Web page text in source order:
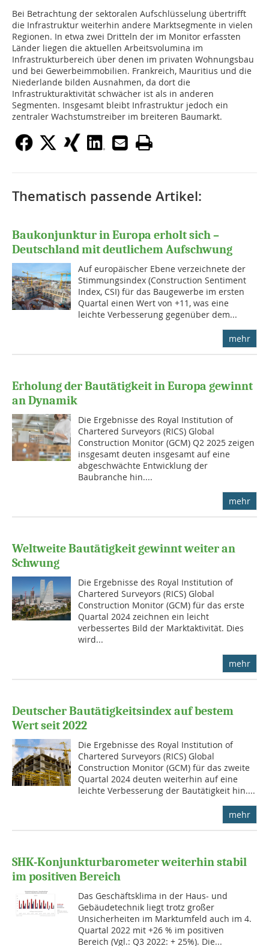
Bei Betrachtung der sektoralen Aufschlüsselung übertrifft
die Infrastruktur weiterhin andere Marktsegmente in vielen
Regionen. In etwa zwei Dritteln der im Monitor erfassten
Länder liegen die aktuellen Arbeitsvolumina im
Infrastrukturbereich über denen im privaten Wohnungsbau
und bei Gewerbeimmobilien. Frankreich, Mauritius und die
Niederlande bilden Ausnahmen, da dort die
Infrastrukturaktivität schwächer ist als in anderen
Segmenten. Insgesamt bleibt Infrastruktur jedoch ein
zentraler Wachstumstreiber im breiteren Baumarkt.
Thematisch passende Artikel:
Baukonjunktur in Europa erholt sich –
Deutschland mit deutlichem Aufschwung
Auf europäischer Ebene verzeichnete der
Stimmungsindex (Construction Sentiment
Index, CSI) für das Baugewerbe im ersten
Quartal einen Wert von +11, was eine
leichte Verbesserung gegenüber dem...
mehr
Erholung der Bautätigkeit in Europa gewinnt
an Dynamik
Die Ergebnisse des Royal Institution of
Chartered Surveyors (RICS) Global
Construction Monitor (GCM) Q2 2025 zeigen
insgesamt deuten insgesamt auf eine
abgeschwächte Entwicklung der
Baubranche hin....
mehr
Weltweite Bautätigkeit gewinnt weiter an
Schwung
Die Ergebnisse des Royal Institution of
Chartered Surveyors (RICS) Global
Construction Monitor (GCM) für das erste
Quartal 2024 zeichnen ein leicht
verbessertes Bild der Marktaktivität. Dies
wird...
mehr
Deutscher Bautätigkeitsindex auf bestem
Wert seit 2022
Die Ergebnisse des Royal Institution of
Chartered Surveyors (RICS) Global
Construction Monitor (GCM) für das zweite
Quartal 2024 deuten weiterhin auf eine
leichte Verbesserung der Bautätigkeit hin....
mehr
SHK-Konjunkturbarometer weiterhin stabil
im positiven Bereich
Das Geschäftsklima in der Haus- und
Gebäudetechnik liegt trotz großer
Unsicherheiten im Marktumfeld auch im 4.
Quartal 2022 mit +26 % im positiven
Bereich (Vgl.: Q3 2022: + 25%). Die...